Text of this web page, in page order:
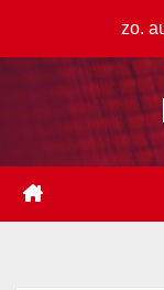
zo.